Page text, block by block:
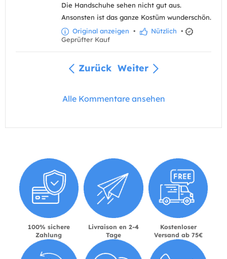
Die Handschuhe sehen nicht gut aus.
Ansonsten ist das ganze Kostüm wunderschön.
Original anzeigen • Nützlich •
Geprüfter Kauf
Zurück Weiter
Alle Kommentare ansehen
100% sichere
Zahlung
Livraison en 2-4
Tage
Kostenloser
Versand ab 75€